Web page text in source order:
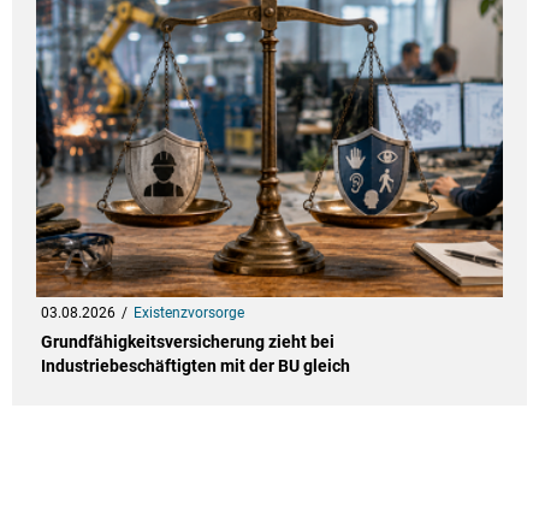
03.08.2026 Existenzvorsorge
Grundfähigkeitsversicherung zieht bei
Industriebeschäftigten mit der BU gleich